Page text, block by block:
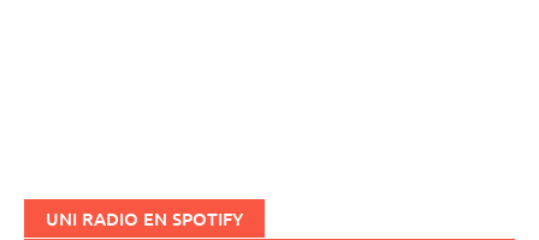
UNI RADIO EN SPOTIFY